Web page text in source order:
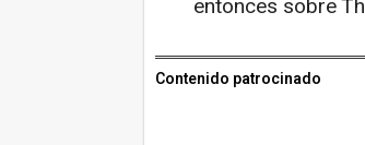
entonces sobre
Contenido patrocinado